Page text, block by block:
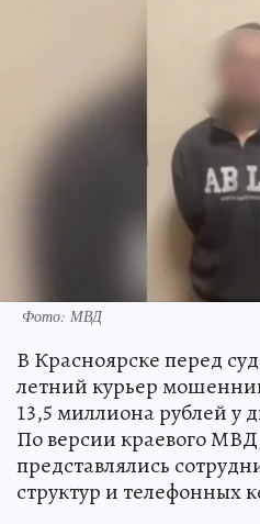
Фото: МВД
В Красноярске перед
летний курьер
13,5 миллиона рублей у
По версии краевого
представлялись
структур и телефонных